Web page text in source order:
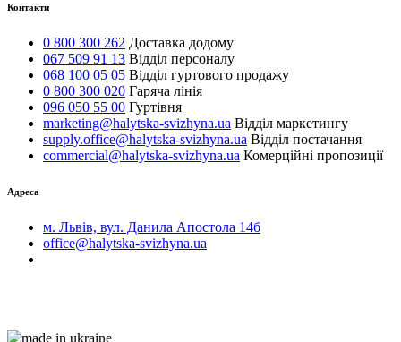
Контакти
0 800 300 262 Доставка додому
067 509 91 13 Відділ персоналу
068 100 05 05 Відділ гуртового продажу
0 800 300 020 Гаряча лінія
096 050 55 00 Гуртівня
marketing@halytska-svizhyna.ua Відділ маркетингу
supply.office@halytska-svizhyna.ua Відділ постачання
commercial@halytska-svizhyna.ua Комерційні пропозиції
Адреса
м. Львів, вул. Данила Апостола 14б
office@halytska-svizhyna.ua